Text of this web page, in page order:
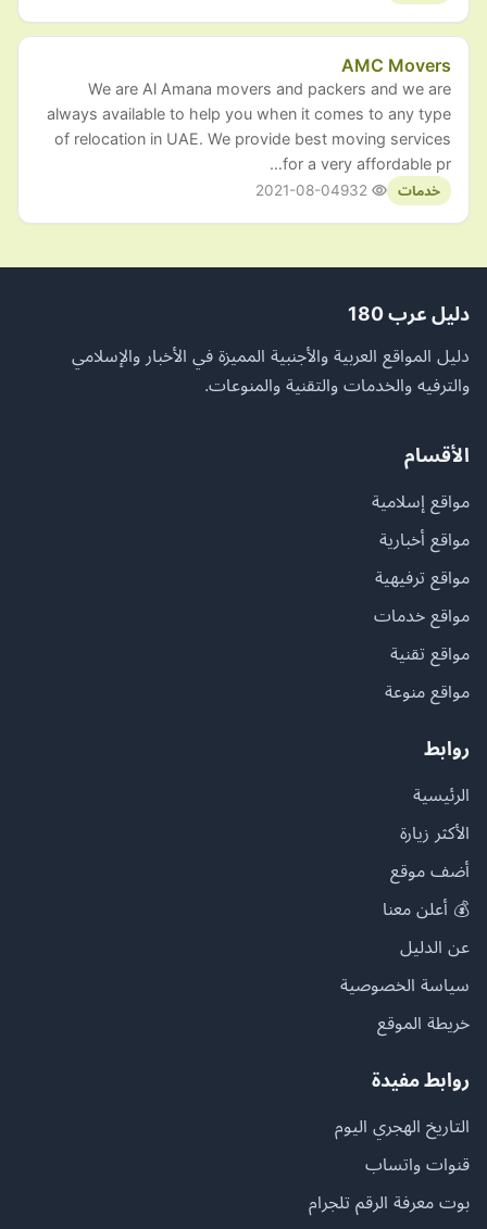
AMC Movers
We are Al Amana movers and packers and we are
always available to help you when it comes to any type
of relocation in UAE. We provide best moving services
for a very affordable pr…
خدمات 2021-08-04
دليل عرب 180
دليل المواقع العربية والأجنبية المميزة في الأخبار والإسلامي
والترفيه والخدمات والتقنية والمنوعات.
الأقسام
مواقع إسلامية
مواقع أخبارية
مواقع ترفيهية
مواقع خدمات
مواقع تقنية
مواقع منوعة
روابط
الرئيسية
الأكثر زيارة
أضف موقع
💰 أعلن معنا
عن الدليل
سياسة الخصوصية
خريطة الموقع
روابط مفيدة
التاريخ الهجري اليوم
قنوات واتساب
بوت معرفة الرقم تلجرام